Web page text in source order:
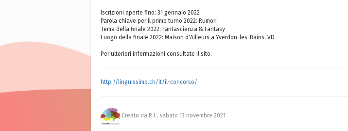
Iscrizioni aperte fino: 31 gennaio 2022
Parola chiave per il primo turno 2022: Rumori
Tema della finale 2022: Fantascienza & Fantasy
Luogo della finale 2022: Maison d'Ailleurs a Yverdon-les-Bains, VD
Per ulteriori informazioni consultate il sito.
http://linguissimo.ch/it/il-concorso/
Creato da R.I., sabato 13 novembre 2021